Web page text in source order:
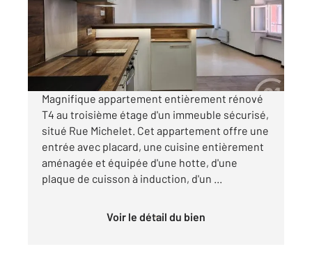
Appartement T4 à louer
729,03 €
par mois charges comprises
Magnifique appartement entièrement rénové
T4 au troisième étage d'un immeuble sécurisé,
situé Rue Michelet. Cet appartement offre une
entrée avec placard, une cuisine entièrement
aménagée et équipée d'une hotte, d'une
plaque de cuisson à induction, d'un ...
Voir le détail du bien